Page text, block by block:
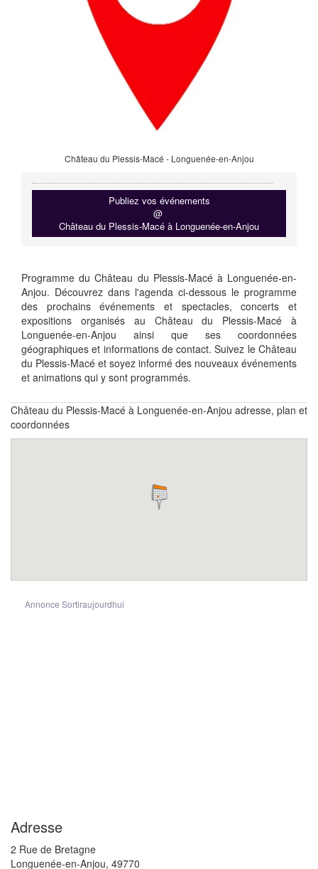
Château du Plessis-Macé - Longuenée-en-Anjou
Publiez vos événements
@
Château du Plessis-Macé à Longuenée-en-Anjou
Programme du Château du Plessis-Macé à Longuenée-en-
Anjou. Découvrez dans l'agenda ci-dessous le programme
des prochains événements et spectacles, concerts et
expositions organisés au Château du Plessis-Macé à
Longuenée-en-Anjou ainsi que ses coordonnées
géographiques et informations de contact. Suivez le Château
du Plessis-Macé et soyez informé des nouveaux événements
et animations qui y sont programmés.
Château du Plessis-Macé à Longuenée-en-Anjou adresse, plan et
coordonnées
Annonce Sortiraujourdhui
Adresse
2 Rue de Bretagne
Longuenée-en-Anjou, 49770